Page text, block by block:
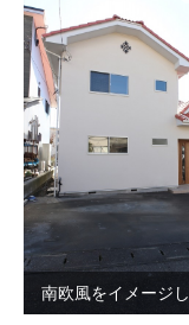
南欧風をイメージ